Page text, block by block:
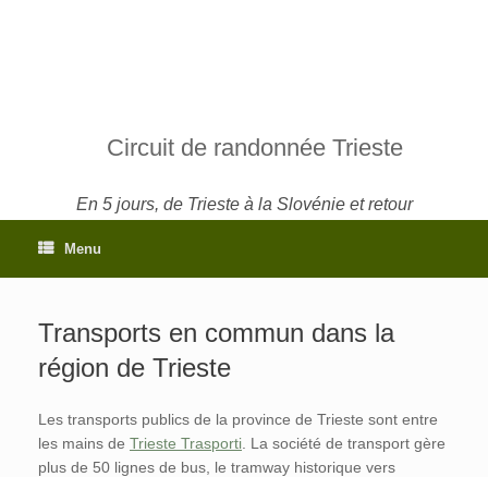
Circuit de randonnée Trieste
En 5 jours, de Trieste à la Slovénie et retour
Menu
Transports en commun dans la
région de Trieste
Les transports publics de la province de Trieste sont entre
les mains de Trieste Trasporti . La société de transport gère
plus de 50 lignes de bus, le tramway historique vers